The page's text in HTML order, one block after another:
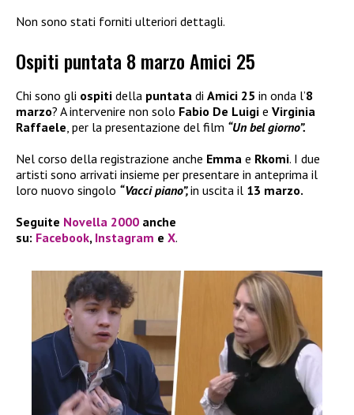
Non sono stati forniti ulteriori dettagli.
Ospiti puntata 8 marzo Amici 25
Chi sono gli ospiti della puntata di Amici 25 in onda l’8
marzo? A intervenire non solo Fabio De Luigi e Virginia
Raffaele , per la presentazione del film “Un bel giorno”.
Nel corso della registrazione anche Emma e Rkomi. I due
artisti sono arrivati insieme per presentare in anteprima il
loro nuovo singolo “Vacci piano”,in uscita il 13 marzo.
Seguite Novella 2000 anche
su: Facebook, Instagram e X.